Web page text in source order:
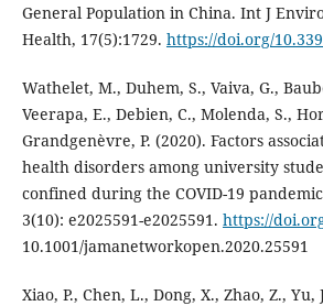
General Population in China. Int J
Health, 17(5):1729. https://doi.org/
Wathelet, M., Duhem, S., Vaiva, G.,
Veerapa, E., Debien, C., Molenda, S.,
Grandgenèvre, P. (2020). Factors
health disorders among university
confined during the COVID-19
3(10): e2025591-e2025591. https://
10.1001/jamanetworkopen.2020.25591
Xiao, P., Chen, L., Dong, X., Zhao, Z., Yu,